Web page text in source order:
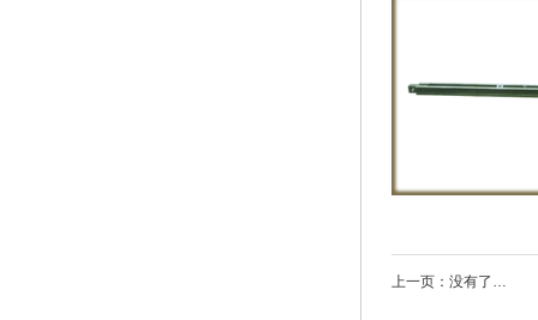
上一页：没有了…